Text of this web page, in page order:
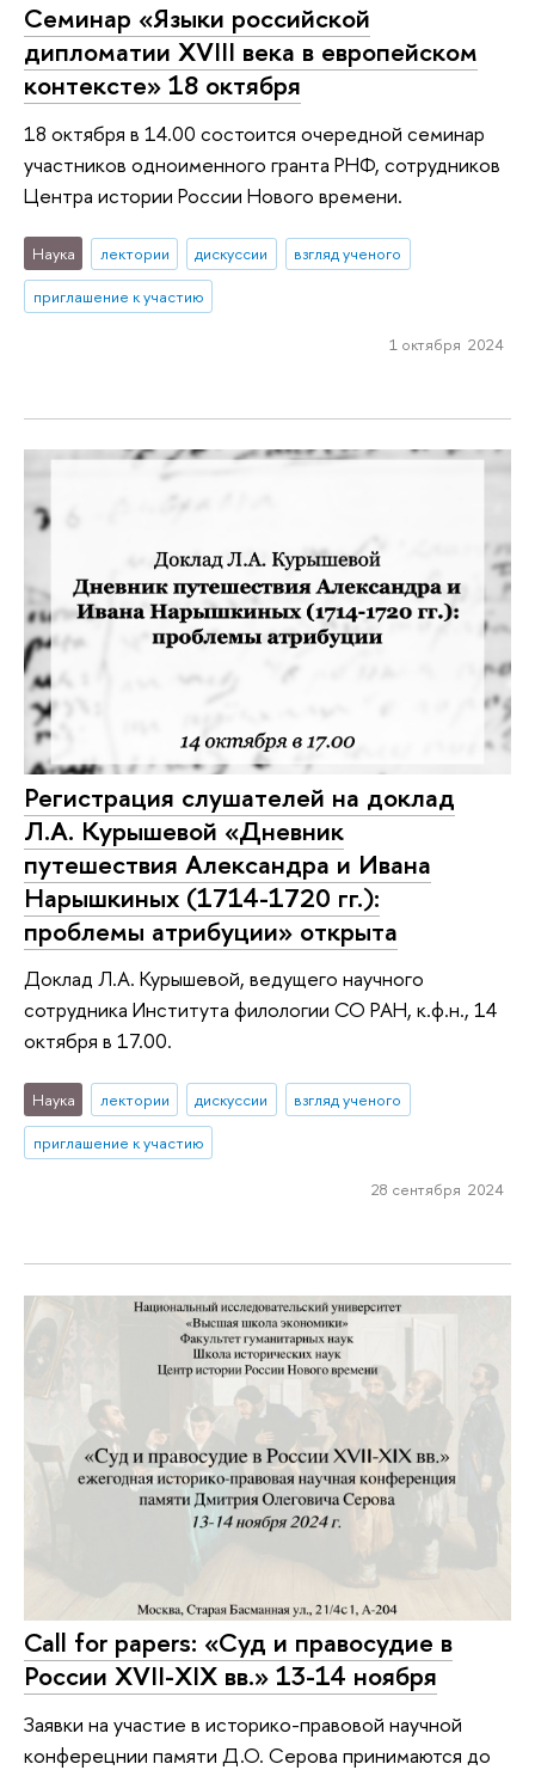
Семинар «Языки российской
дипломатии XVIII века в европейском
контексте» 18 октября
18 октября в 14.00 состоится очередной семинар
участников одноименного гранта РНФ, сотрудников
Центра истории России Нового времени.
Наука лектории дискуссии
взгляд ученого
приглашение к участию
1 октября 2024
Регистрация слушателей на доклад
Л.А. Курышевой «Дневник
путешествия Александра и Ивана
Нарышкиных (1714-1720 гг.):
проблемы атрибуции» открыта
Доклад Л.А. Курышевой, ведущего научного
сотрудника Института филологии СО РАН, к.ф.н., 14
октября в 17.00.
Наука лектории дискуссии
взгляд ученого
приглашение к участию
28 сентября 2024
Call for papers: «Суд и правосудие в
России XVII-XIX вв.» 13-14 ноября
Заявки на участие в историко-правовой научной
конферецнии памяти Д.О. Серова принимаются до